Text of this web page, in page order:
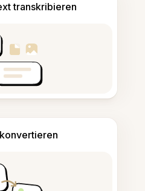
transkribieren